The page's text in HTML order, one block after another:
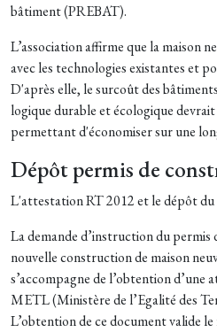
bâtiment (PREBAT).
L’association affirme que la maison
avec les technologies existantes et
D'après elle, le surcoût des
logique durable et écologique
permettant d'économiser sur une
Dépôt permis de
L'attestation RT 2012 et le dépôt
La demande d’instruction du permis
nouvelle construction de maison
s’accompagne de l’obtention
METL (Ministère de l’Egalité des
L’obtention de ce document valide